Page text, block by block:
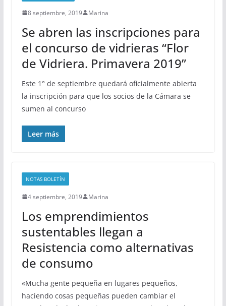
8 septiembre, 2019 Marina
Se abren las inscripciones para
el concurso de vidrieras “Flor
de Vidriera. Primavera 2019”
Este 1° de septiembre quedará oficialmente abierta
la inscripción para que los socios de la Cámara se
sumen al concurso
Leer más
NOTAS BOLETÍN
4 septiembre, 2019 Marina
Los emprendimientos
sustentables llegan a
Resistencia como alternativas
de consumo
«Mucha gente pequeña en lugares pequeños,
haciendo cosas pequeñas pueden cambiar el